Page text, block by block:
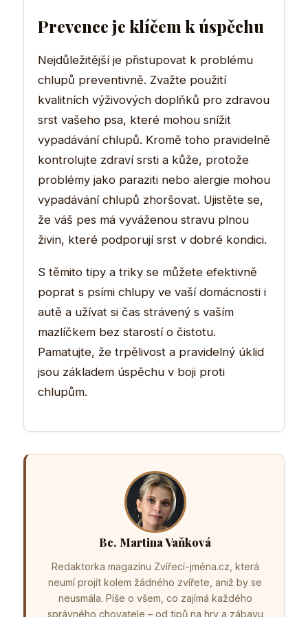
Prevence je klíčem k úspěchu
Nejdůležitější je přistupovat k problému
chlupů preventivně. Zvažte použití
kvalitních výživových doplňků pro zdravou
srst vašeho psa, které mohou snížit
vypadávání chlupů. Kromě toho pravidelně
kontrolujte zdraví srsti a kůže, protože
problémy jako paraziti nebo alergie mohou
vypadávání chlupů zhoršovat. Ujistěte se,
že váš pes má vyváženou stravu plnou
živin, které podporují srst v dobré kondici.
S těmito tipy a triky se můžete efektivně
poprat s psími chlupy ve vaší domácnosti i
autě a užívat si čas strávený s vaším
mazlíčkem bez starostí o čistotu.
Pamatujte, že trpělivost a pravidelný úklid
jsou základem úspěchu v boji proti
chlupům.
Bc. Martina Vaňková
Redaktorka magazínu Zvířecí-jména.cz, která
neumí projít kolem žádného zvířete, aniž by se
neusmála. Píše o všem, co zajímá každého
správného chovatele – od tipů na hry a zábavu